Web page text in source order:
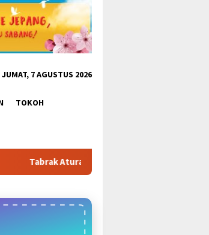
JUMAT, 7 AGUSTUS 2026
TOKOH
PP: Pembangunan Tower PT Gihon di